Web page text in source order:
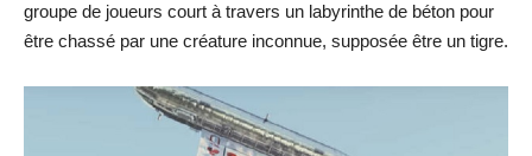
groupe de joueurs court à travers un labyrinthe de béton pour
être chassé par une créature inconnue, supposée être un tigre.